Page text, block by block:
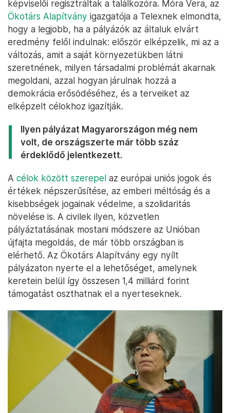
képviselői regisztráltak a találkozóra. Móra Vera, az
Ökotárs Alapítvány igazgatója a Telexnek elmondta,
hogy a legjobb, ha a pályázók az általuk elvárt
eredmény felől indulnak: először elképzelik, mi az a
változás, amit a saját környezetükben látni
szeretnének, milyen társadalmi problémát akarnak
megoldani, azzal hogyan járulnak hozzá a
demokrácia erősödéséhez, és a terveiket az
elképzelt célokhoz igazítják.
Ilyen pályázat Magyarországon még nem
volt, de országszerte már több száz
érdeklődő jelentkezett.
A célok között szerepel az európai uniós jogok és
értékek népszerűsítése, az emberi méltóság és a
kisebbségek jogainak védelme, a szolidaritás
növelése is. A civilek ilyen, közvetlen
pályáztatásának mostani módszere az Unióban
újfajta megoldás, de már több országban is
elérhető. Az Ökotárs Alapítvány egy nyílt
pályázaton nyerte el a lehetőséget, amelynek
keretein belül így összesen 1,4 milliárd forint
támogatást oszthatnak el a nyerteseknek.